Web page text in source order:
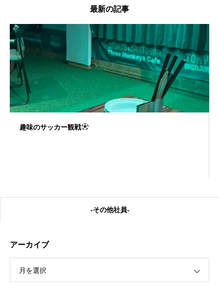
最新の記事
趣味のサッカー観戦
私の癒し
-その他社員-
アーカイブ
月を選択